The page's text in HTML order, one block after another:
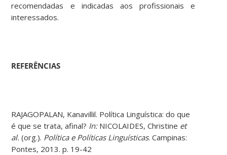
recomendadas e indicadas aos profissionais e
interessados.
REFERÊNCIAS
RAJAGOPALAN, Kanavillil. Política Linguística: do que
é que se trata, afinal? In:NICOLAIDES, Christine et
al. (org.). Política e Políticas Linguísticas. Campinas:
Pontes, 2013. p. 19-42